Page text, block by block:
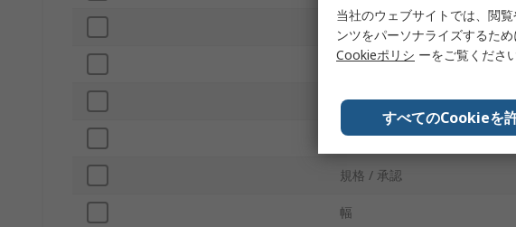
色
厚さ
入数
材質
規格 / 承認
幅
当社のウェブサイトでは、閲
ンツをパーソナライズするた
Cookieポリシ ーをご覧ください
すべてのCookieを